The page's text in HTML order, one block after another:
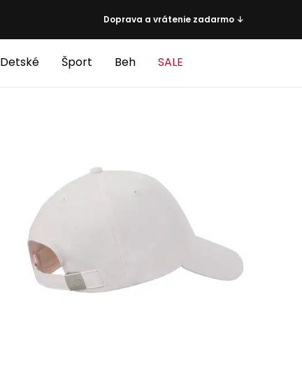
Doprava a vrátenie zadarmo ↓
Detské Šport Beh SALE